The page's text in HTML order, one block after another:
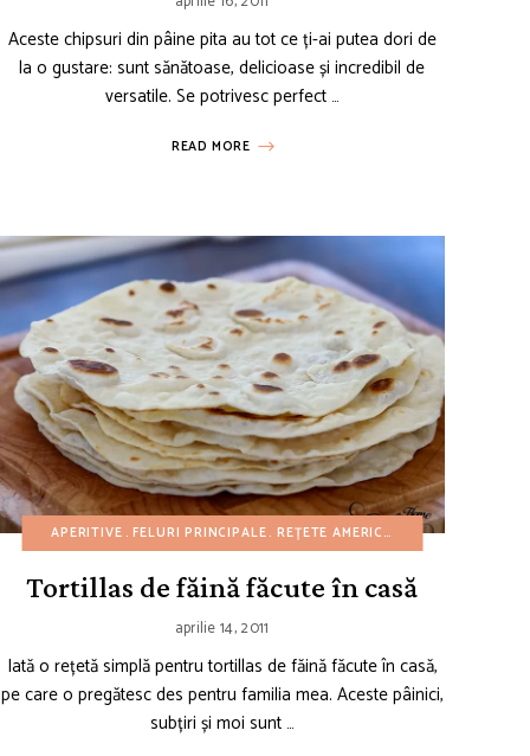
Aceste chipsuri din pâine pita au tot ce ți-ai putea dori de
la o gustare: sunt sănătoase, delicioase și incredibil de
versatile. Se potrivesc perfect …
READ MORE
REȚETE DE SUPE REȚETE DE TOAMNĂ REȚETE DE ZIUA RECUNOȘTINȚEI
DE GUSTĂRI REȚETE DE IARNĂ REȚETE DE PRIMĂVARĂ REȚETE DE
APERITIVE FELURI PRINCIPALE REȚETE AMERICANE REȚETE CU
Tortillas de făină făcute în casă
aprilie 14, 2011
Iată o rețetă simplă pentru tortillas de făină făcute în casă,
pe care o pregătesc des pentru familia mea. Aceste pâinici,
subțiri și moi sunt …